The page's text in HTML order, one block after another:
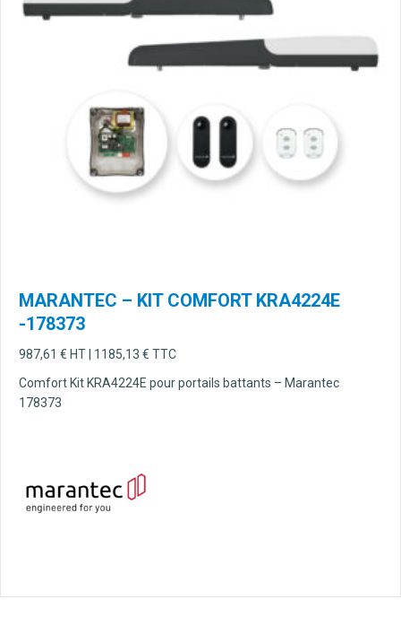
MARANTEC – KIT COMFORT KRA4224E
-178373
987,61 € HT | 1185,13 € TTC
Comfort Kit KRA4224E pour portails battants – Marantec
178373